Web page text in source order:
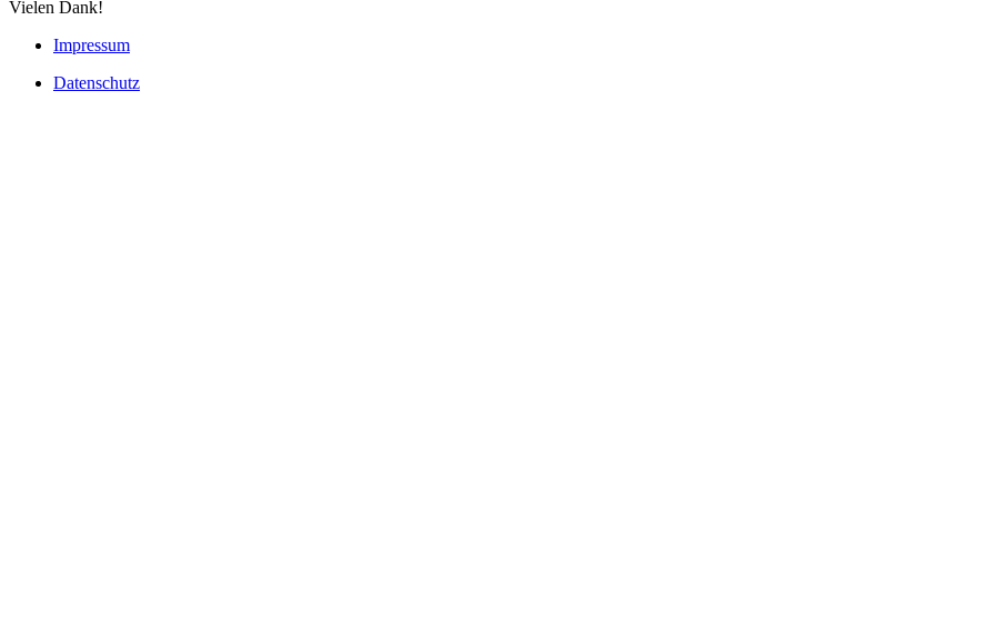
Vielen Dank!
Impressum
Datenschutz